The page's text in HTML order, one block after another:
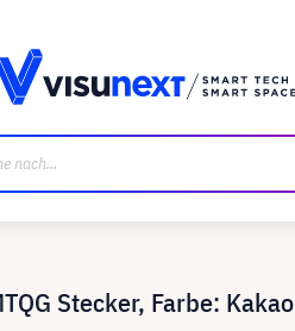
Stecker, Farbe: Kakao